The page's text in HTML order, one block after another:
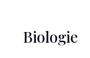
Biologie